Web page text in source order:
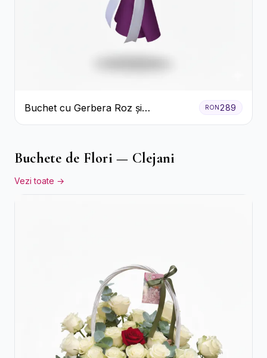
Buchet cu Gerbera Roz și
Crizanteme Verzi
RON 289
Buchete de Flori — Clejani
Vezi toate →